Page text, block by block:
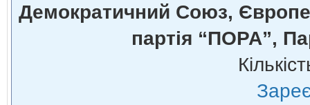
Демократичний Союз,
партія “ПОРА”,